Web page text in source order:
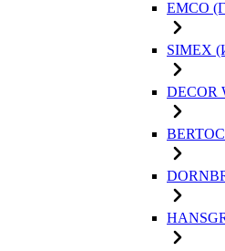
EMCO
SIMEX
DECOR